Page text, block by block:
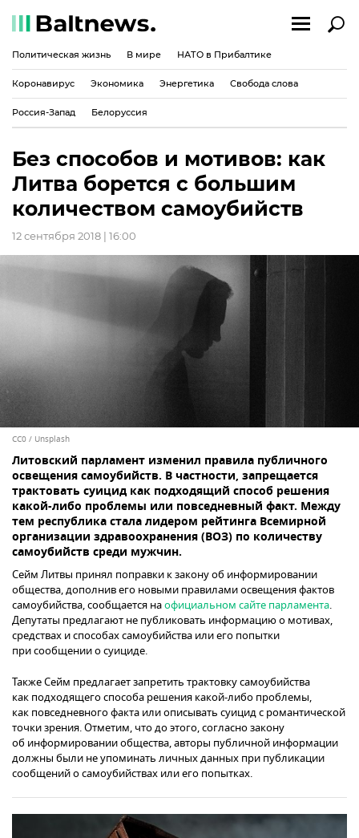
Политическая жизнь В мире НАТО в Прибалтике
Коронавирус Экономика Энергетика Свобода слова
Россия-Запад Белоруссия
Без способов и мотивов: как
Литва борется с большим
количеством самоубийств
12 сентября 2018 | 16:00
CC0 / Unsplash
Литовский парламент изменил правила публичного
освещения самоубийств. В частности, запрещается
трактовать суицид как подходящий способ решения
какой-либо проблемы или повседневный факт. Между
тем республика стала лидером рейтинга Всемирной
организации здравоохранения (ВОЗ) по количеству
самоубийств среди мужчин.
Сейм Литвы принял поправки к закону об информировании
общества, дополнив его новыми правилами освещения фактов
самоубийства, сообщается наофициальном сайте парламента.
Депутаты предлагают не публиковать информацию о мотивах,
средствах и способах самоубийства или его попытки
при сообщении о суициде.
Также Сейм предлагает запретить трактовку самоубийства
как подходящего способа решения какой-либо проблемы,
как повседневного факта или описывать суицид с романтической
точки зрения. Отметим, что до этого, согласно закону
об информировании общества, авторы публичной информации
должны были не упоминать личных данных при публикации
сообщений о самоубийствах или его попытках.